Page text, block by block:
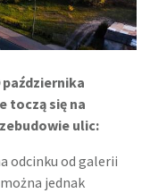
toczą się na
ulic:
odcinku od galerii
jednak